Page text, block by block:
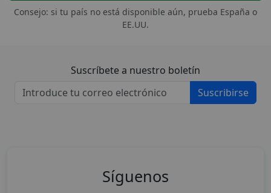
Consejo: si tu país no está disponible aún, prueba España o
EE.UU.
Suscríbete a nuestro boletín
Suscribirse
Síguenos